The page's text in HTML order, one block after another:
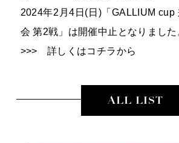
2024年2月4日(日)「GALLIUM cup
会 第2戦」は開催中止となりました
>>> 詳しくはコチラから
ALL LIST